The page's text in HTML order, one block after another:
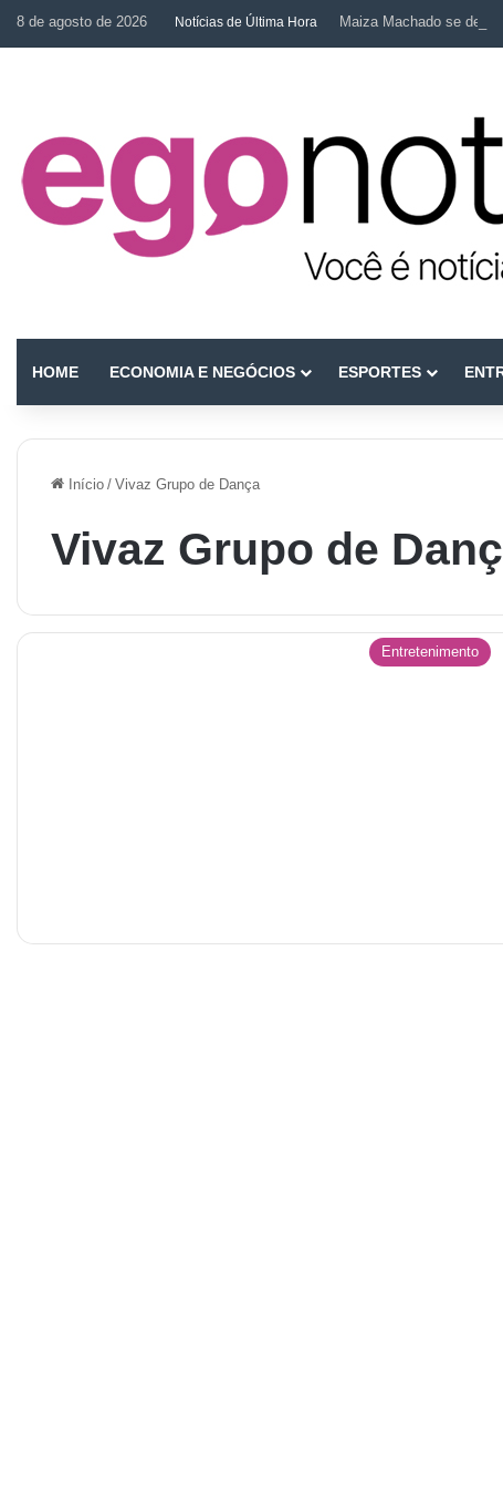
8 de agosto de 2026 Notícias de Última Hora Maiza Machado se
HOME ECONOMIA E NEGÓCIOS ESPORTES
Início / Vivaz Grupo de Dança
Vivaz Grupo de
Entretenimento